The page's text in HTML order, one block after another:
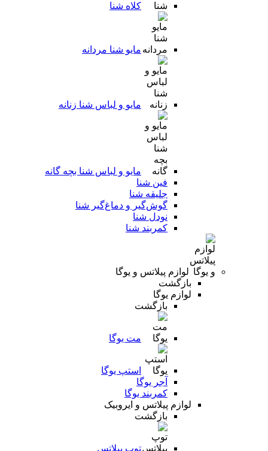
کلاه شنا
مایو شنا مردانه
مایو و لباس شنا زنانه
مایو و لباس شنا بچه گانه
فین شنا
جلیقه شنا
گوش‌گیر و دماغ‌گیر شنا
نودل شنا
کمربند شنا
لوازم پیلاتس و یوگا
بازگشت
لوازم یوگا
بازگشت
مت یوگا
استپ یوگا
آجر یوگا
کمربند یوگا
لوازم پیلاتس و ایروبیک
بازگشت
توپ پیلاتس